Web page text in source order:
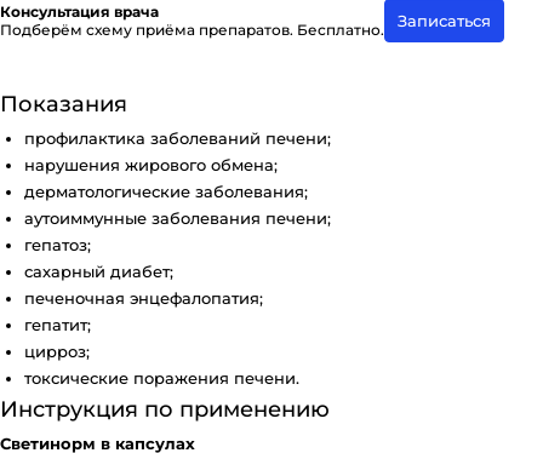
Консультация врача
Подберём схему приёма препаратов. Бесплатно.
Записаться
Показания
профилактика заболеваний печени;
нарушения жирового обмена;
дерматологические заболевания;
аутоиммунные заболевания печени;
гепатоз;
сахарный диабет;
печеночная энцефалопатия;
гепатит;
цирроз;
токсические поражения печени.
Инструкция по применению
Светинорм в капсулах